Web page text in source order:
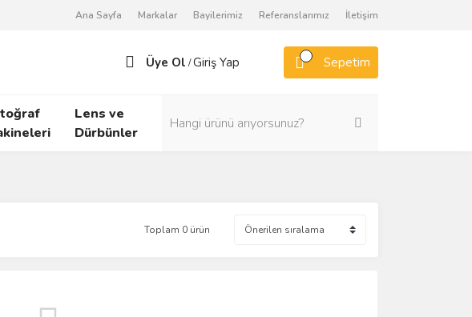
Ana Sayfa Markalar Bayilerimiz Referanslarımız İletişim
Üye Ol /Giriş Yap Sepetim
Lens ve
Dürbünler
Toplam 0 ürün